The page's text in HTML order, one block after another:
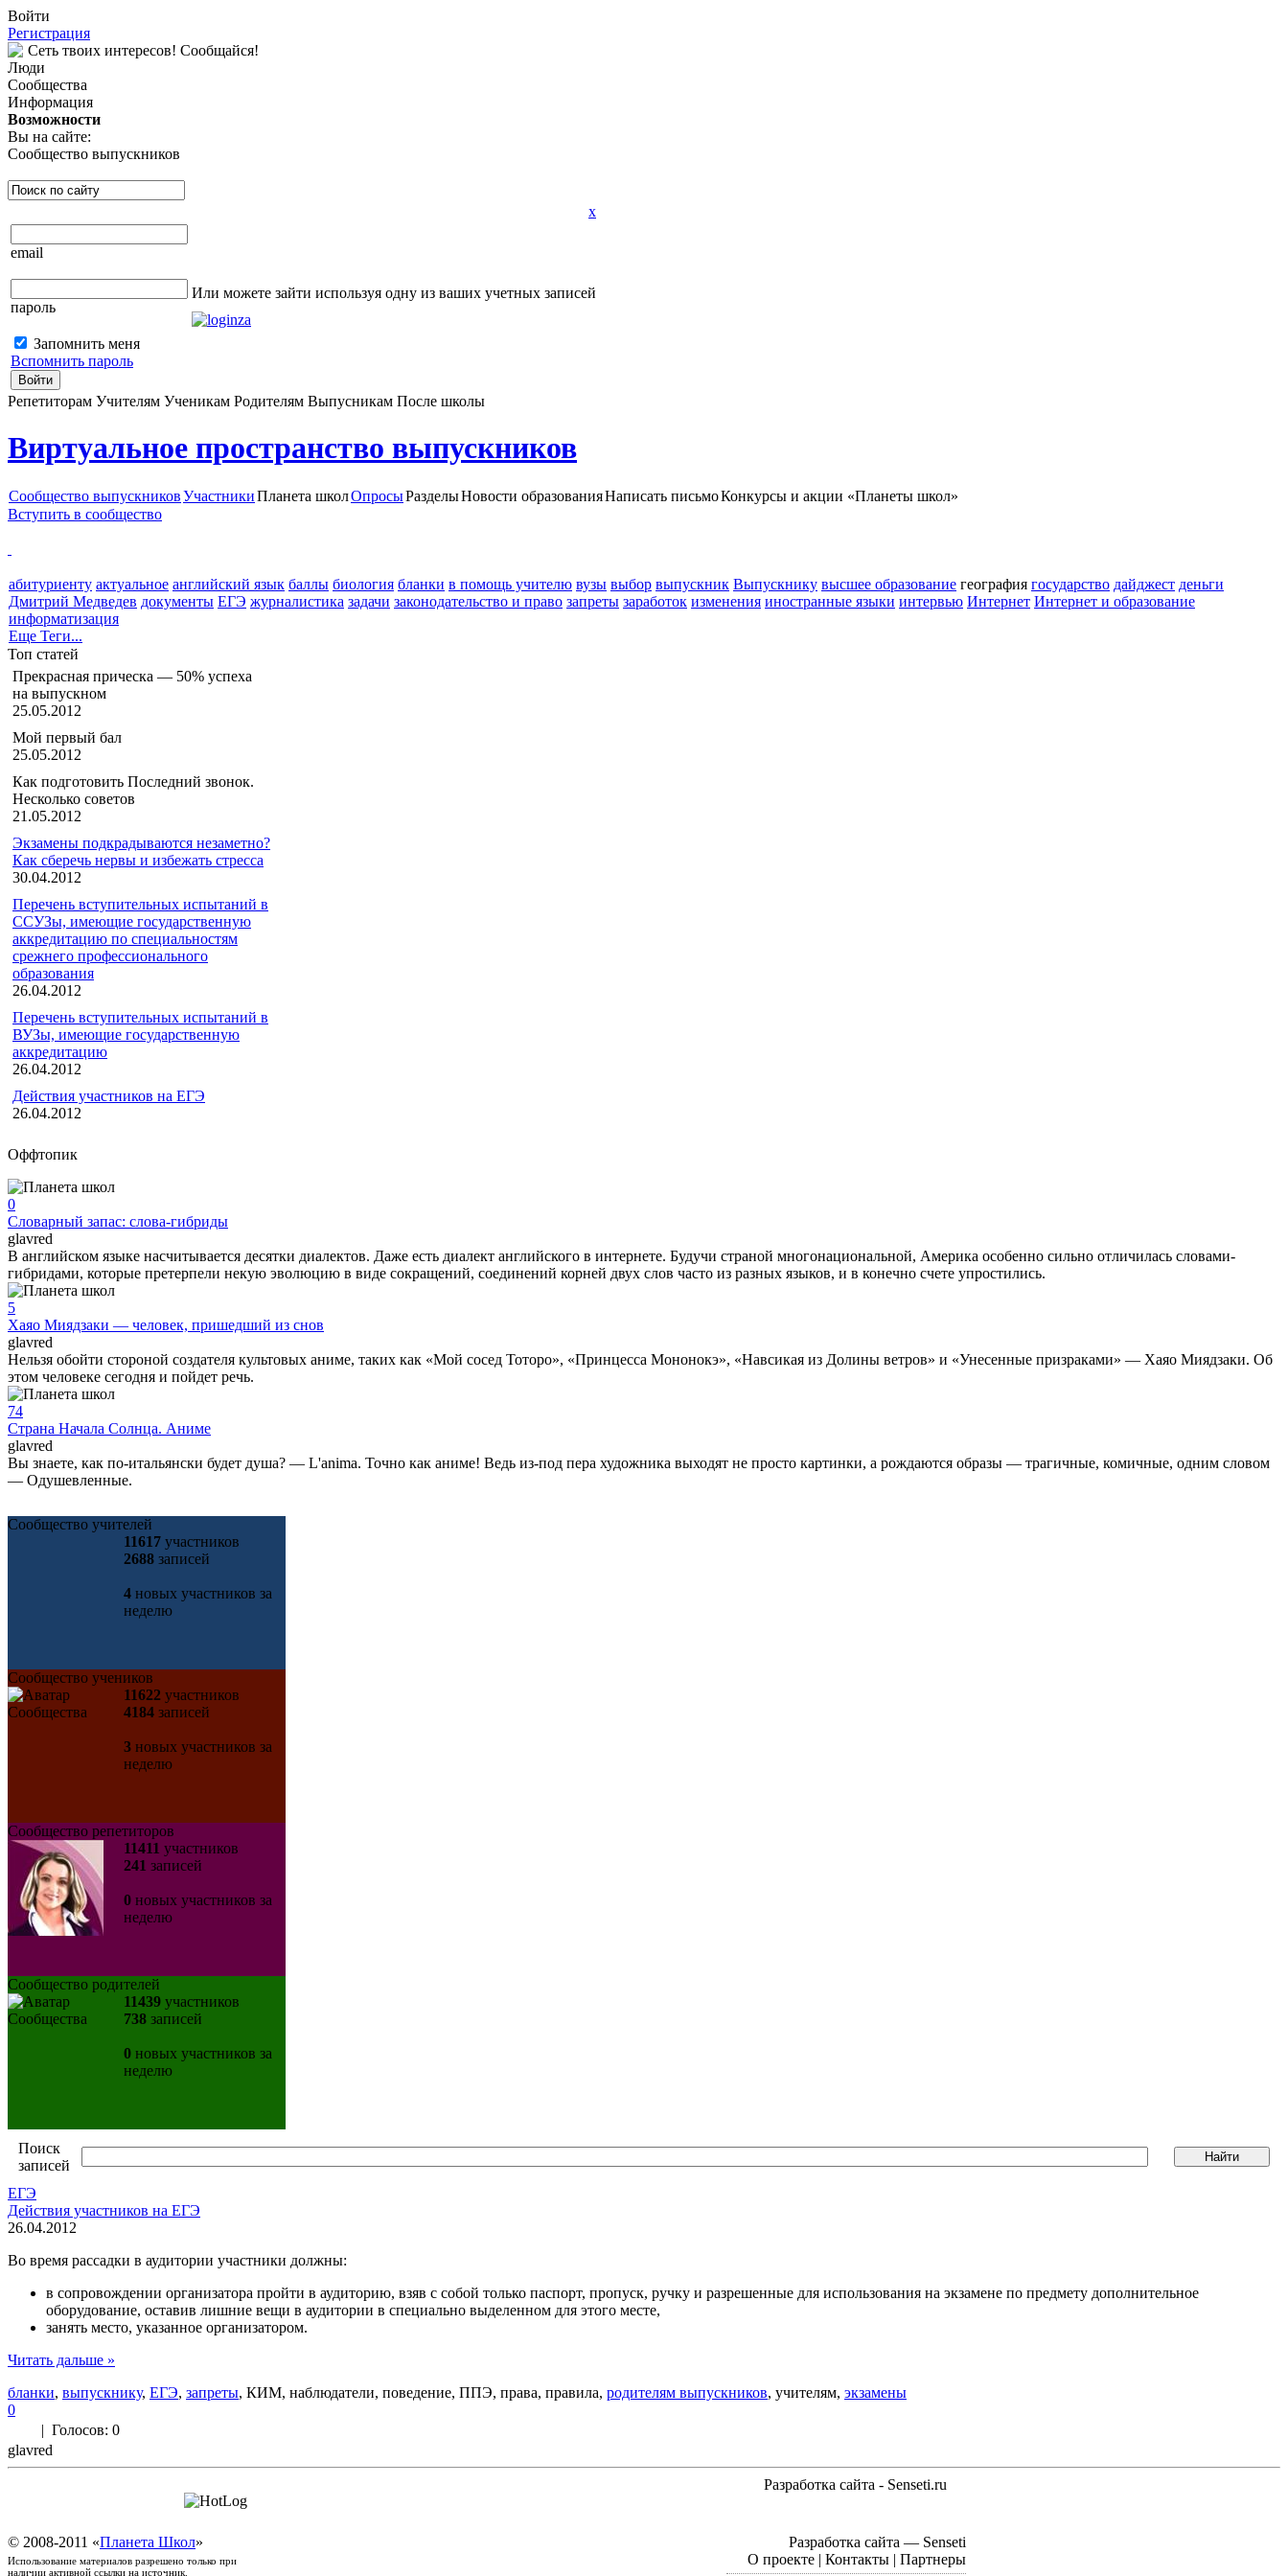
Войти
Регистрация
Сеть твоих интересов! Сообщайся!
Люди
Сообщества
Информация
Возможности
Вы на сайте:
Сообщество выпускников
x
email
пароль
Запомнить меня
Вспомнить пароль
Войти
Или можете зайти используя одну из ваших учетных записей
Репетиторам Учителям Ученикам Родителям Выпусникам После школы
Виртуальное пространство выпускников
Сообщество выпускниковУчастникиПланета школОпросыРазделыНовости образованияНаписать письмоКонкурсы и акции «Планеты школ»
Вступить в сообщество
абитуриенту актуальное английский язык баллы биология бланки в помощь учителю вузы выбор выпускник Выпускнику высшее образование география государство дайджест деньги
Дмитрий Медведев документы ЕГЭ журналистика задачи законодательство и право запреты заработок изменения иностранные языки интервью Интернет Интернет и образование
информатизация
Еще Теги...
Топ статей
Прекрасная прическа — 50% успеха
на выпускном
25.05.2012
Мой первый бал
25.05.2012
Как подготовить Последний звонок.
Несколько советов
21.05.2012
Экзамены подкрадываются незаметно?
Как сберечь нервы и избежать стресса
30.04.2012
Перечень вступительных испытаний в
ССУЗы, имеющие государственную
аккредитацию по специальностям
срежнего профессионального
образования
26.04.2012
Перечень вступительных испытаний в
ВУЗы, имеющие государственную
аккредитацию
26.04.2012
Действия участников на ЕГЭ
26.04.2012
Оффтопик
0
Словарный запас: слова-гибриды
glavred
В английском языке насчитывается десятки диалектов. Даже есть диалект английского в интернете. Будучи страной многонациональной, Америка особенно сильно отличилась словами-
гибридами, которые претерпели некую эволюцию в виде сокращений, соединений корней двух слов часто из разных языков, и в конечно счете упростились.
5
Хаяо Миядзаки — человек, пришедший из снов
glavred
Нельзя обойти стороной создателя культовых аниме, таких как «Мой сосед Тоторо», «Принцесса Мононокэ», «Навсикая из Долины ветров» и «Унесенные призраками» — Хаяо Миядзаки. Об
этом человеке сегодня и пойдет речь.
74
Страна Начала Солнца. Аниме
glavred
Вы знаете, как по-итальянски будет душа? — L'anima. Точно как аниме! Ведь из-под пера художника выходят не просто картинки, а рождаются образы — трагичные, комичные, одним словом
— Одушевленные.
Сообщество учителей
11617 участников
2688 записей
4 новых участников за
неделю
Сообщество учеников
11622 участников
4184 записей
3 новых участников за
неделю
Сообщество репетиторов
11411 участников
241 записей
0 новых участников за
неделю
Сообщество родителей
11439 участников
738 записей
0 новых участников за
неделю
Поиск
записей
ЕГЭ
Действия участников на ЕГЭ
26.04.2012
Во время рассадки в аудитории участники должны:
в сопровождении организатора пройти в аудиторию, взяв с собой только паспорт, пропуск, ручку и разрешенные для использования на экзамене по предмету дополнительное
оборудование, оставив лишние вещи в аудитории в специально выделенном для этого месте,
занять место, указанное организатором.
Читать дальше »
бланки, выпускнику, ЕГЭ, запреты, КИМ, наблюдатели, поведение, ППЭ, права, правила, родителям выпускников, учителям, экзамены
0
| Голосов: 0
glavred
Разработка сайта - Senseti.ru
© 2008-2011 «Планета Школ»
Использование материалов разрешено только при
наличии активной ссылки на источник.
Разработка сайта — Senseti
О проекте | Контакты | Партнеры